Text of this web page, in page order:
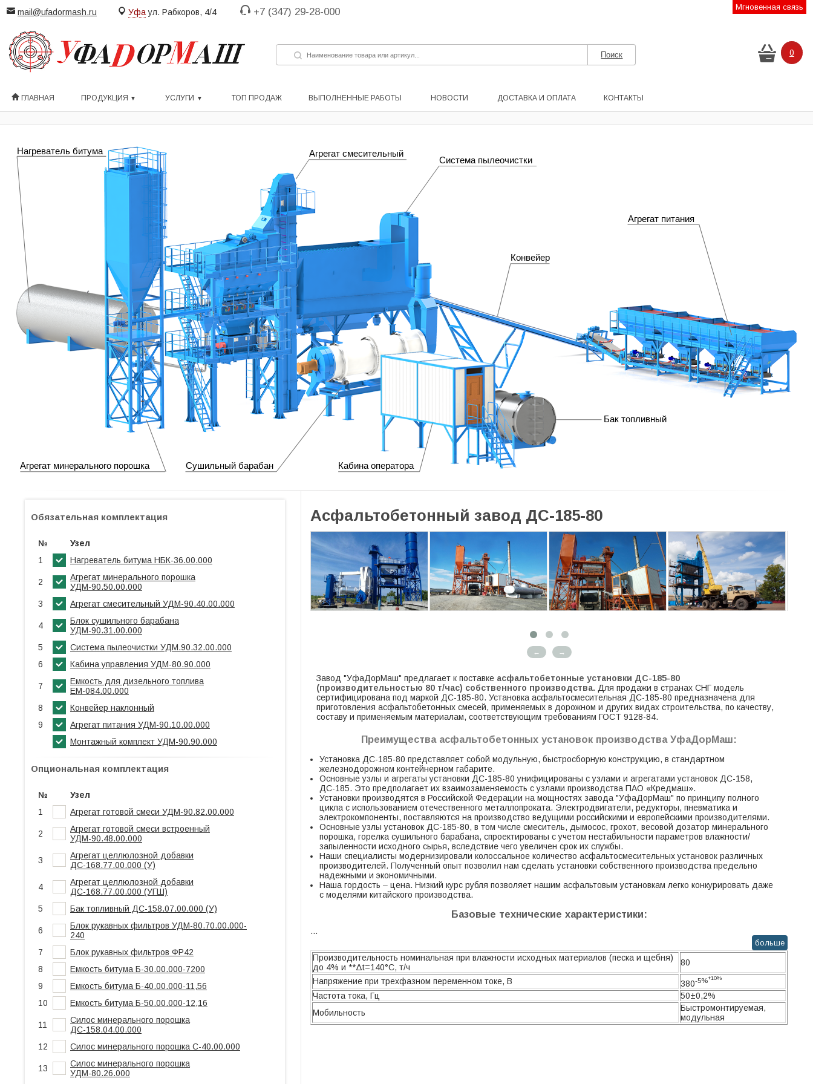
mail@ufadormash.ru Уфа ул. Рабкоров, 4/4 +7 (347) 29-28-000 Мгновенная связь
0
ГЛАВНАЯ ПРОДУКЦИЯ УСЛУГИ ТОП ПРОДАЖ ВЫПОЛНЕННЫЕ РАБОТЫ НОВОСТИ ДОСТАВКА И ОПЛАТА КОНТАКТЫ
Нагреватель битума
Система пылеочистки
Конвейер
Агрегат питания
Сушильный барабан
Бак топливный
Кабина оператора
Агрегат смесительный
Агрегат минерального порошка
Обязательная комплектация
№
Узел
1
Нагреватель битума НБК-36.00.000
2
Агрегат минерального порошка
УДМ-90.50.00.000
3
Агрегат смесительный УДМ-90.40.00.000
4
Блок сушильного барабана
УДМ-90.31.00.000
5
Система пылеочистки УДМ.90.32.00.000
6
Кабина управления УДМ-80.90.000
7
Емкость для дизельного топлива
ЕМ-084.00.000
8
Конвейер наклонный
9
Агрегат питания УДМ-90.10.00.000
Монтажный комплект УДМ-90.90.000
Опциональная комплектация
№
Узел
1
Агрегат готовой смеси УДМ-90.82.00.000
2
Агрегат готовой смеси встроенный
УДМ-90.48.00.000
3
Агрегат целлюлозной добавки
ДС-168.77.00.000 (У)
4
Агрегат целлюлозной добавки
ДС-168.77.00.000 (УГШ)
5
Бак топливный ДС-158.07.00.000 (У)
6
Блок рукавных фильтров УДМ-80.70.00.000-
240
7
Блок рукавных фильтров ФР42
8
Емкость битума Б-30.00.000-7200
9
Емкость битума Б-40.00.000-11,56
10
Емкость битума Б-50.00.000-12,16
11
Силос минерального порошка
ДС-158.04.00.000
12
Силос минерального порошка С-40.00.000
13
Силос минерального порошка
УДМ-80.26.000
Асфальтобетонный завод ДС-185-80
← →
Завод "УфаДорМаш" предлагает к поставке асфальтобетонные установки ДС-185-80
(производительностью 80 т/час) собственного производства. Для продажи в странах СНГ модель
сертифицирована под маркой ДС-185-80. Установка асфальтосмесительная ДС-185-80 предназначена для
приготовления асфальтобетонных смесей, применяемых в дорожном и других видах строительства, по качеству,
составу и применяемым материалам, соответствующим требованиям ГОСТ 9128-84.
Преимущества асфальтобетонных установок производства УфаДорМаш:
Установка ДС-185-80 представляет собой модульную, быстросборную конструкцию, в стандартном
железнодорожном контейнерном габарите.
Основные узлы и агрегаты установки ДС-185-80 унифицированы с узлами и агрегатами установок ДС-158,
ДС-185. Это предполагает их взаимозаменяемость с узлами производства ПАО «Кредмаш».
Установки производятся в Российской Федерации на мощностях завода "УфаДорМаш" по принципу полного
цикла с использованием отечественного металлопроката. Электродвигатели, редукторы, пневматика и
электрокомпоненты, поставляются на производство ведущими российскими и европейскими производителями.
Основные узлы установок ДС-185-80, в том числе смеситель, дымосос, грохот, весовой дозатор минерального
порошка, горелка сушильного барабана, спроектированы с учетом нестабильности параметров влажности/
запыленности исходного сырья, вследствие чего увеличен срок их службы.
Наши специалисты модернизировали колоссальное количество асфальтосмесительных установок различных
производителей. Полученный опыт позволил нам сделать установки собственного производства предельно
надежными и экономичными.
Наша гордость – цена. Низкий курс рубля позволяет нашим асфальтовым установкам легко конкурировать даже
с моделями китайского производства.
Базовые технические характеристики:
…
больше
Производительность номинальная при влажности исходных материалов (песка и щебня)
до 4% и **Δt=140°С, т/ч
80
Напряжение при трехфазном переменном токе, В
380-5%+10%
Частота тока, Гц
50±0,2%
Мобильность
Быстромонтируемая,
модульная